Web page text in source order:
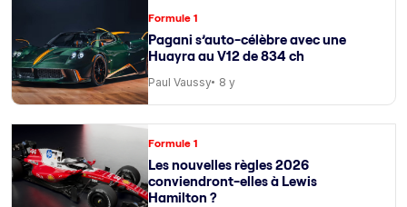
Formule 1
Pagani s’auto-célèbre avec une
Huayra au V12 de 834 ch
Paul Vaussy 8 y
Formule 1
Les nouvelles règles 2026
conviendront-elles à Lewis
Hamilton ?